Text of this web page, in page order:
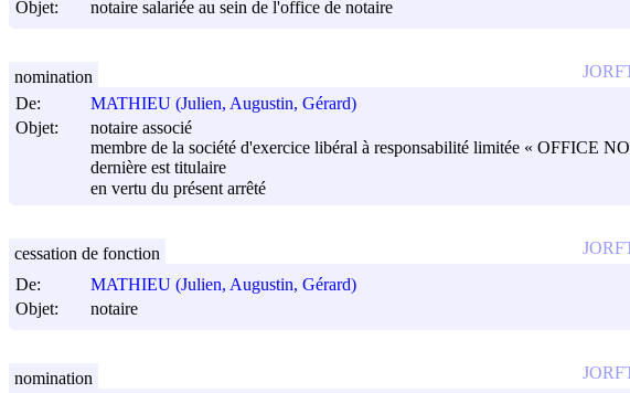
Objet:
notaire salariée au sein de l'office de notaire
De:
MATHIEU (Julien, Augustin, Gérard)
Objet:
notaire associé
membre de la société d'exercice libéral à responsabilité limitée «
dernière est titulaire
en vertu du présent arrêté
nomination
De:
MATHIEU (Julien, Augustin, Gérard)
Objet:
notaire
cessation de fonction
nomination